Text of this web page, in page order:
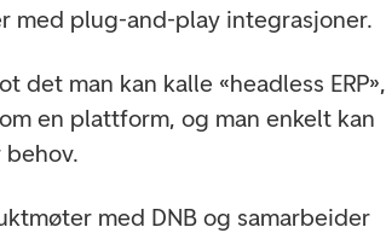
med plug-and-play integrasjoner.
det man kan kalle «headless ERP»,
en plattform, og man enkelt kan
med DNB og samarbeider